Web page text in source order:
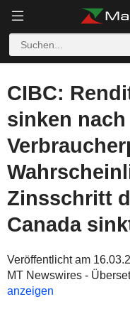
CIBC:
sinken
Zinsschritt
Canada
Veröffentlicht am
MT Newswires -
anzeigen